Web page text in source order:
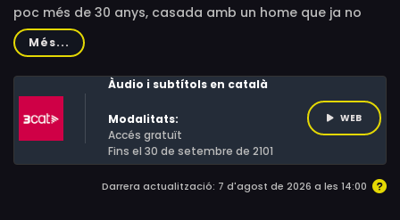
poc més de 30 anys, casada amb un home que ja no
estima i mare d'en Marc, de vuit anys, que és el seu únic
refugi emocional. A la Júlia, el món li cau al damunt
quan en Marc pateix un greu accident. A l'hospital
coneixerà en Víctor, que es troba en circumstàncies
força similars i tots dos es donaran suport
anímicament, fent-se menys dramàtic el pas dels
Més...
Àudio i subtítols en català
Modalitats:
Accés gratuït
Fins el 30 de setembre de 2101
WEB
Darrera actualització: 7 d'agost de 2026 a les 14:00